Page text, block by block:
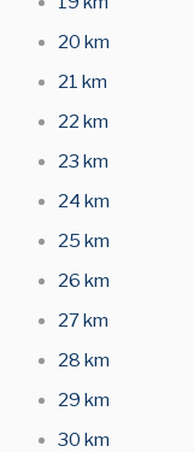
20 km
21 km
22 km
23 km
24 km
25 km
26 km
27 km
28 km
29 km
30 km